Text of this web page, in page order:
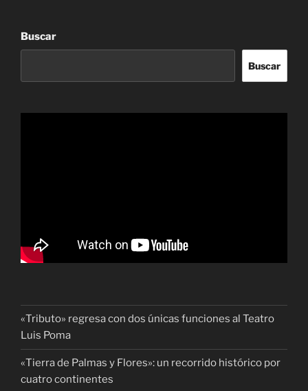
Buscar
Buscar
«Tributo» regresa con dos únicas funciones al Teatro
Luis Poma
«Tierra de Palmas y Flores»: un recorrido histórico por
cuatro continentes